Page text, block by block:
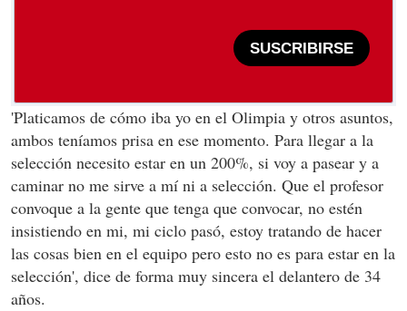
SUSCRIBIRSE
'Platicamos de cómo iba yo en el Olimpia y otros asuntos,
ambos teníamos prisa en ese momento. Para llegar a la
selección necesito estar en un 200%, si voy a pasear y a
caminar no me sirve a mí ni a selección. Que el profesor
convoque a la gente que tenga que convocar, no estén
insistiendo en mi, mi ciclo pasó, estoy tratando de hacer
las cosas bien en el equipo pero esto no es para estar en la
selección', dice de forma muy sincera el delantero de 34
años.